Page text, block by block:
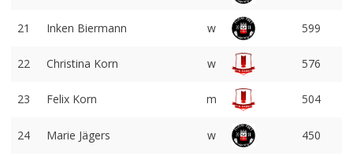
21 Inken Biermann w 599
22 Christina Korn w 576
23 Felix Korn m 504
24 Marie Jägers w 450